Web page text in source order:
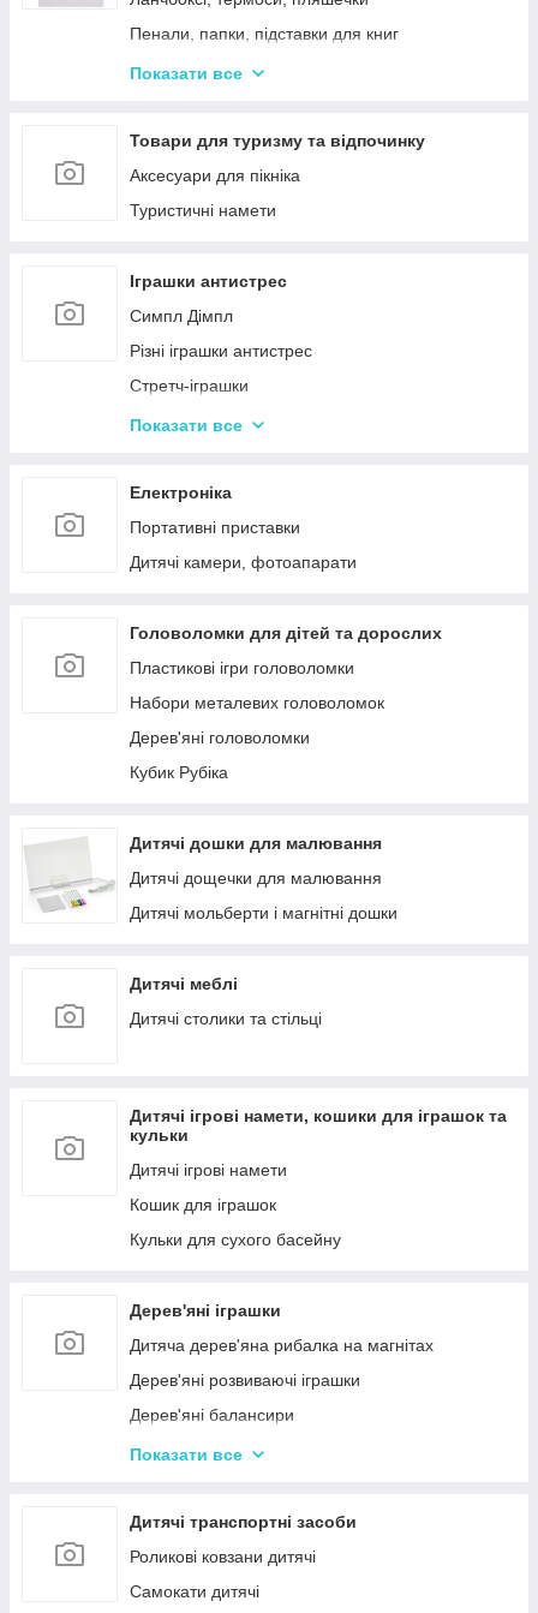
Пенали, папки, підставки для книг
Фарбі, пензлики, альбоми
Зошити, блокноти, щоденники, обкладинки
Наклейки, стікери, закладки
Кольоровий папір, картон, клей
Циркулі, лінійки, трафарети
Художні аксесуари та інструменти
Показати все
Товари для туризму та відпочинку
Аксесуари для пікніка
Туристичні намети
Іграшки антистрес
Симпл Дімпл
Різні іграшки антистрес
Стретч-іграшки
Іграшки Pop it
Показати все
Електроніка
Портативні приставки
Дитячі камери, фотоапарати
Головоломки для дітей та дорослих
Пластикові ігри головоломки
Набори металевих головоломок
Дерев'яні головоломки
Кубик Рубіка
Дитячі дошки для малювання
Дитячі дощечки для малювання
Дитячі мольберти і магнітні дошки
Дитячі меблі
Дитячі столики та стільці
Дитячі ігрові намети, кошики для іграшок та
кульки
Дитячі ігрові намети
Кошик для іграшок
Кульки для сухого басейну
Дерев'яні іграшки
Дитяча дерев'яна рибалка на магнітах
Дерев'яні розвиваючі іграшки
Дерев'яні балансири
Дерев'яні пазли для дорослих
Дерев'яні іграшки-лабіринти
Дерев'яні іграшкові кубики, пірамідки
Дерев'яні іграшки-шнурівки
Показати все
Дитячі транспортні засоби
Роликові ковзани дитячі
Самокати дитячі